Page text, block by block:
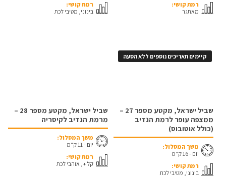
רמת קושי:
מאתגר
רמת קושי:
בינוני, מטיבי לכת
קיימים תאריכים נוספים ללא הסעה
שביל ישראל, מקטע מספר 27 –
ממצפה עופר לרמת הנדיב
(כולל אוטובוס)
משך המסלול:
יום - 16 ק"מ
רמת קושי:
בינוני, מטיבי לכת
שביל ישראל, מקטע מספר 28 –
מרמת הנדיב לקיסריה
משך המסלול:
יום - 11 ק"מ
רמת קושי:
קל +, אוהבי לכת